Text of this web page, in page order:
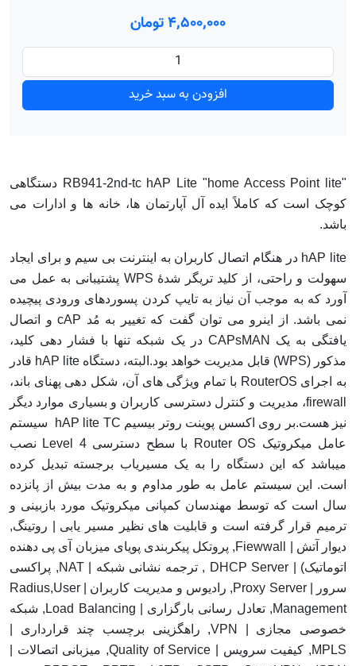
۴٬۵۰۰٬۰۰۰ تومان
افزودن به سبد خرید
"RB941-2nd-tc hAP Lite "home Access Point lite دستگاهی
کوچک است که کاملاً ایده آل آپارتمان ها، خانه ها و ادارات می
باشد.
hAP lite در هنگام اتصال کاربران به اینترنت بی سیم و برای ایجاد
سهولت و راحتی، از کلید تریگر شدۀ WPS پشتیبانی به عمل می
آورد که به موجب آن نیاز به تایپ کردن پسوردهای ورودی پیچیده
نمی باشد. از اینرو می توان گفت که تغییر به مُد cAP و اتصال
یافتگی به یک CAPsMAN در یک شبکه تنها با فشار دهی کلید،
مذکور (WPS) قابل مدیریت خواهد بود.
البته، دستگاه hAP lite قادر
به اجرای RouterOS با تمام ویژگی های آن، شکل دهی پهنای باند،
firewall، مدیریت و کنترل دسترسی کاربران و بسیاری موارد دیگر
نیز هست.
بر روی اکسس پوینت روتر بیسیم hAP lite TC سیستم
عامل میکروتیک Router OS با سطح دسترسی Level 4 نصب
میباشد که این دستگاه را به یک مسیریاب برجسته تبدیل کرده
است. این سیستم عامل به طور مداوم و به مدت بیش از پانزده
سال است که توسط مهندسان کمپانی میکروتیک مورد بازبینی و
ترمیم قرار گرفته است و قابلیت های نظیر مسیر یابی | روتینگ,
دیوار آتش | Fiewwall, پروتکل پیکربندی پویای میزبان آی پی دهنده
اتوماتیک) | DHCP Server , ترجمه نشانی شبکه | NAT, پراکسی
سرور | Proxy Server, رادیوس و مدیریت کاربران | Radius,User
Management, تعادل رسانی بارگزاری | Load Balancing, شبکه
خصوصی مجازی | VPN, راهگزینی برچسب چند قرارداری |
MPLS, کیفیت سرویس | Quality of Service, میزبانی اتصالات |